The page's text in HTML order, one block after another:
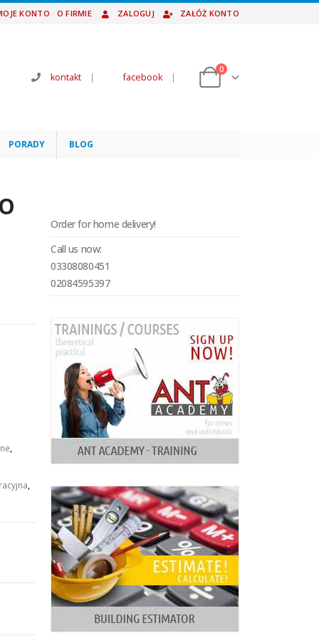
KONTO O FIRMIE ZALOGUJ ZAŁÓŻ KONTO
kontakt | facebook |
0
PORADY BLOG
,
,
Order for home delivery!
Call us now:
03308080451
02084595397